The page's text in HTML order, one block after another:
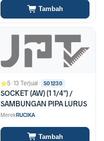
Tambah
5·13 Terjual· S01230
SOCKET (AW) (1 1/4") /
SAMBUNGAN PIPA LURUS
MerekRUCIKA
Tambah